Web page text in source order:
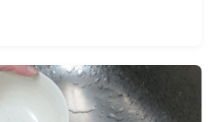
透過個人經驗分享和專業知
正確守護天珠的能量。無論您
珠禁忌的深層意義。